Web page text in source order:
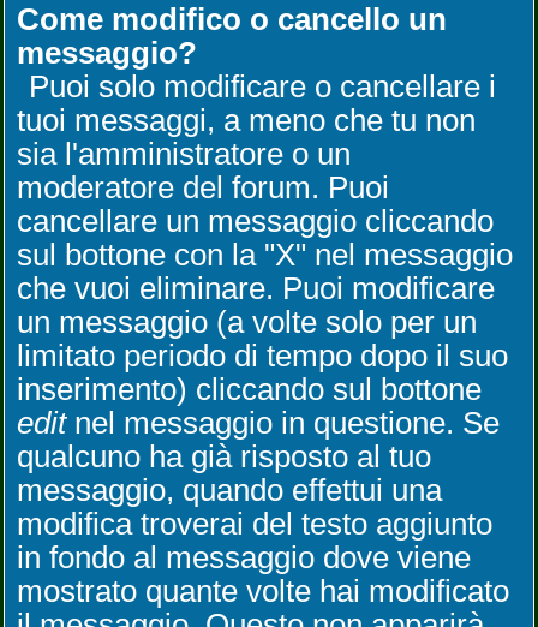
Come modifico o cancello un
messaggio?
Puoi solo modificare o cancellare i
tuoi messaggi, a meno che tu non
sia l'amministratore o un
moderatore del forum. Puoi
cancellare un messaggio cliccando
sul bottone con la "X" nel messaggio
che vuoi eliminare. Puoi modificare
un messaggio (a volte solo per un
limitato periodo di tempo dopo il suo
inserimento) cliccando sul bottone
editnel messaggio in questione. Se
qualcuno ha già risposto al tuo
messaggio, quando effettui una
modifica troverai del testo aggiunto
in fondo al messaggio dove viene
mostrato quante volte hai modificato